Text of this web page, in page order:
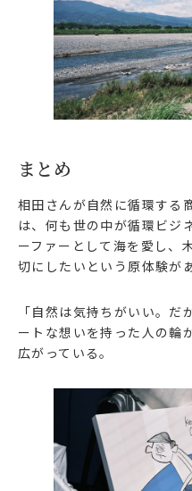
まとめ
相田さんが自然に循環する
は、何も世の中が循環ビジ
ーファーとして海を愛し、
切にしたいという原体験が
「自然は気持ちがいい。
ートな想いを持った人の輪
広がっている。